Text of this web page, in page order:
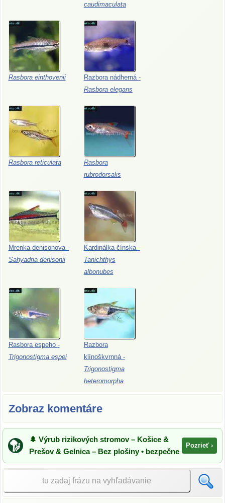
caudimaculata
Rasbora einthovenii Razbora nádherná -
Rasbora elegans
Rasbora reticulata
Rasbora
rubrodorsalis
Mrenka denisonova -
Sahyadria denisonii
Kardinálka čínska -
Tanichthys
albonubes
Rasbora espeho -
Trigonostigma espei
Razbora
klínoškvrnná -
Trigonostigma
heteromorpha
Zobraz komentáre
🌲 Výrub rizikových stromov – Košice &
Prešov & Gelnica – Bez plošiny • bezpečne
Pozrieť ›